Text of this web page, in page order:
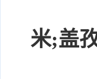
米;盖